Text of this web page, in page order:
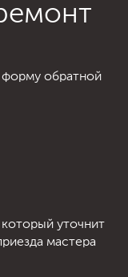
форму обратной
уточнит
мастера